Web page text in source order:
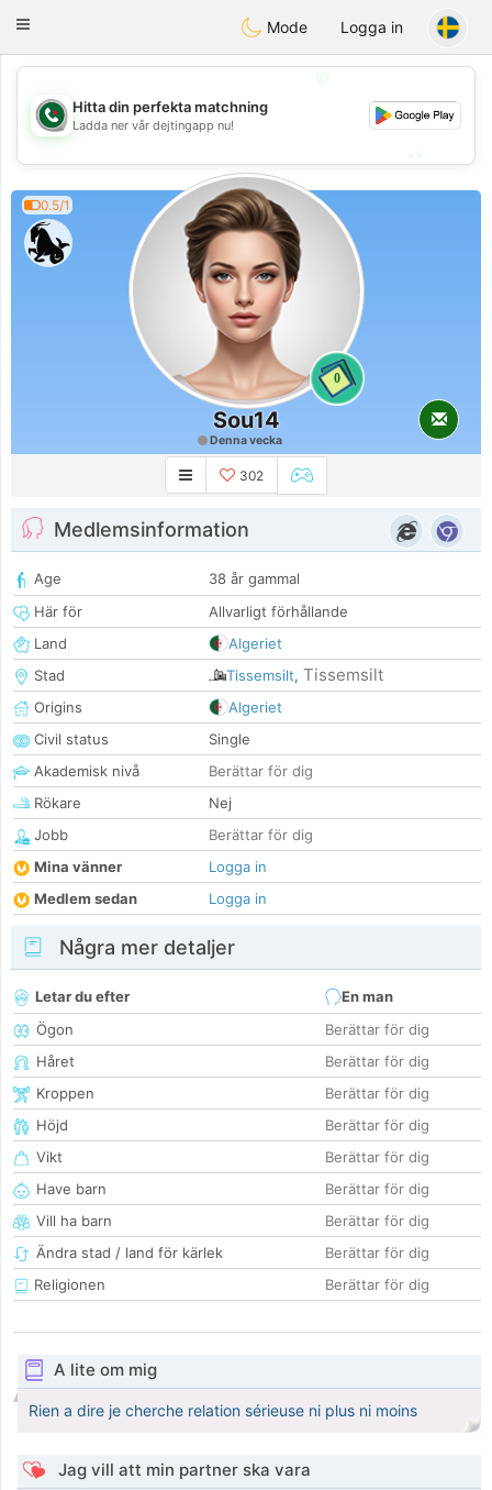
Weshrak
Toggle
Mode Logga in
💖
💕
Hitta din perfekta matchning
Ladda ner vår dejtingapp nu!
0.5/1
0
Sou14
Denna vecka
302
Medlemsinformation
Age
38 år gammal
Här för
Allvarligt förhållande
Land
Algeriet
Stad
Tissemsilt, Tissemsilt
Origins
Algeriet
Civil status
Single
Akademisk nivå
Berättar för dig
Rökare
Nej
Jobb
Berättar för dig
Mina vänner
Logga in
Medlem sedan
Logga in
Några mer detaljer
Letar du efter
En man
Ögon
Berättar för dig
Håret
Berättar för dig
Kroppen
Berättar för dig
Höjd
Berättar för dig
Vikt
Berättar för dig
Have barn
Berättar för dig
Vill ha barn
Berättar för dig
Ändra stad / land för kärlek
Berättar för dig
Religionen
Berättar för dig
A lite om mig
Rien a dire je cherche relation sérieuse ni plus ni moins
Jag vill att min partner ska vara